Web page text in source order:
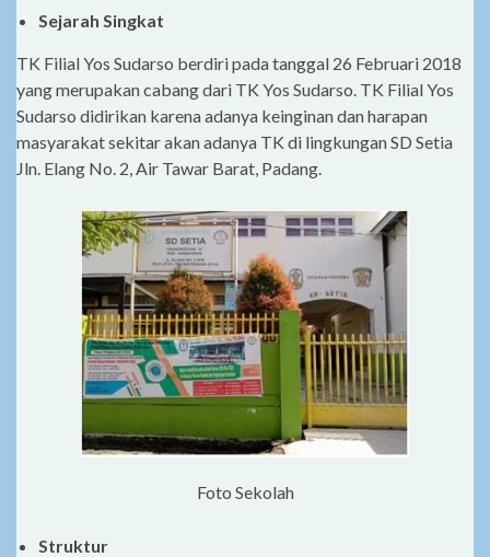
Sejarah Singkat
TK Filial Yos Sudarso berdiri pada tanggal 26 Februari 2018
yang merupakan cabang dari TK Yos Sudarso. TK Filial Yos
Sudarso didirikan karena adanya keinginan dan harapan
masyarakat sekitar akan adanya TK di lingkungan SD Setia
Jln. Elang No. 2, Air Tawar Barat, Padang.
Foto Sekolah
Struktur